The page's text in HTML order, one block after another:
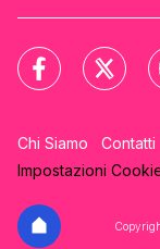
Chi Siamo Contatti
Impostazioni